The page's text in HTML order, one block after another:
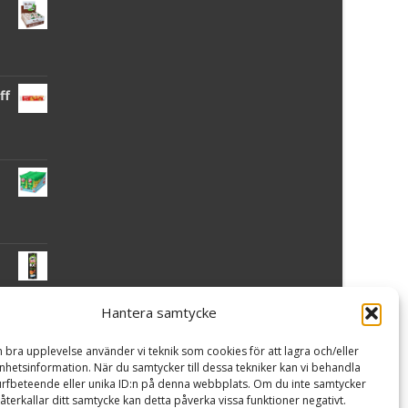
Hantera samtycke
bra upplevelse använder vi teknik som cookies för att lagra och/eller
När du samtycker till dessa tekniker kan vi behandla
eller unika ID:n på denna webbplats. Om du inte samtycker
ditt samtycke kan detta påverka vissa funktioner negativt.
-